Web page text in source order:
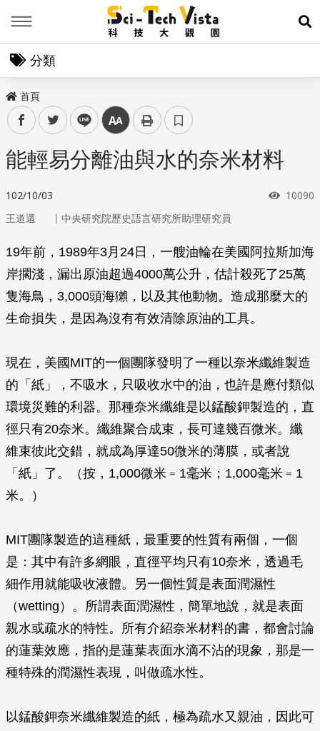
展
分類
首頁
facebooktwitter line 中
能輕易分離油與水的奈米材料
102/10/03 瀏覽次
10090
王道還 ｜ 中央研究院歷史語言研究所助理研究員
19年前，1989年3月24日，一艘油輪在美國阿拉斯加海
岸擱淺，漏出原油超過4000萬公升，估計殺死了25萬
隻海鳥，3,000頭海獺，以及其他動物。造成那麼大的
生命損失，是因為沒有有效清除原油的工具。
現在，美國MIT的一個團隊發明了一種以奈米纖維製造
的「紙」，不吸水，只吸收水中的油，也許是應付類似
環境災難的利器。那種奈米纖維是以錳酸鉀製造的，直
徑只有20奈米。纖維聚合成束，長可達幾百微米。纖
維束彼此交錯，就成為厚達50微米的薄膜，或者說
「紙」了。（按，1,000微米﹦1毫米；1,000毫米﹦1
米。）
MIT團隊製造的這種紙，最重要的性質有兩個，一個
是：其中有許多網眼，直徑平均只有10奈米，透過毛
細作用就能吸收液體。另一個性質是表面潤濕性
（wetting）。所謂表面潤濕性，簡單地說，就是表面
親水或疏水的特性。所有介紹奈米材料的書，都會討論
的蓮葉效應，指的是蓮葉表面水滴不沾的現象，那是一
種特殊的潤濕性表現，叫做疏水性。
以錳酸鉀奈米纖維製造的紙，極為疏水又親油，因此可